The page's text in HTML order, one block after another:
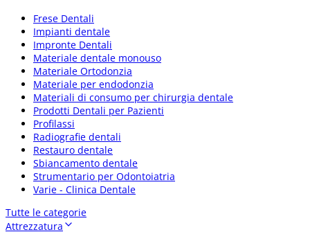
Frese Dentali
Impianti dentale
Impronte Dentali
Materiale dentale monouso
Materiale Ortodonzia
Materiale per endodonzia
Materiali di consumo per chirurgia dentale
Prodotti Dentali per Pazienti
Profilassi
Radiografie dentali
Restauro dentale
Sbiancamento dentale
Strumentario per Odontoiatria
Varie - Clinica Dentale
Tutte le categorie
Attrezzatura